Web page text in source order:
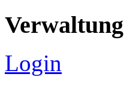
Verwaltung
Login